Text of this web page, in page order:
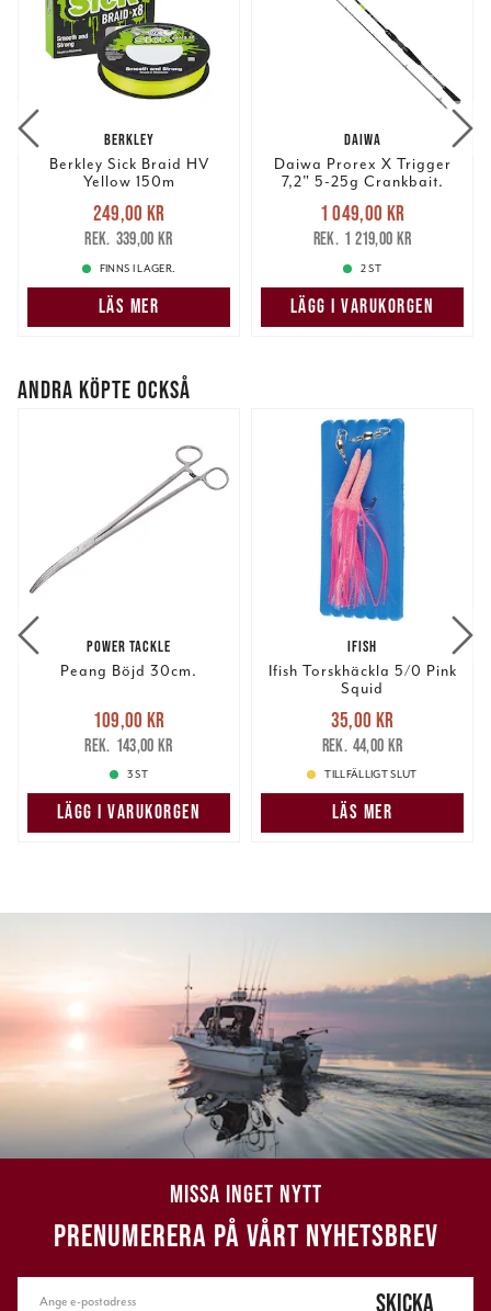
BERKLEY
Berkley Sick Braid HV
Yellow 150m
Nuvarande pris
249,00 krTidigare pris
339,00 kr
249,00 kr
339,00 kr
FINNS I LAGER.
LÄS MER
DAIWA
Daiwa Prorex X Trigger
7,2" 5-25g Crankbait.
Nuvarande pris
1 049,00 krTidigare pris
1 219,00 kr
1 049,00 kr
1 219,00 kr
2 ST
LÄGG I VARUKORGEN
ANDRA KÖPTE OCKSÅ
POWER TACKLE
Peang Böjd 30cm.
Nuvarande pris
109,00 krTidigare pris
143,00 kr
109,00 kr
143,00 kr
3 ST
LÄGG I VARUKORGEN
IFISH
Ifish Torskhäckla 5/0 Pink
Squid
Nuvarande pris
35,00 krTidigare pris
44,00 kr
35,00 kr
44,00 kr
TILLFÄLLIGT SLUT
LÄS MER
MISSA INGET NYTT
PRENUMERERA PÅ VÅRT NYHETSBREV
SKICKA